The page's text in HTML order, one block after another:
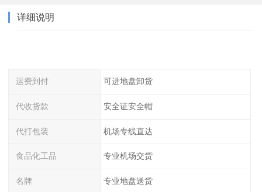
详细说明
运费到付 可进地盘卸货
代收货款 安全证安全帽
代打包装 机场专线直达
食品化工品 专业机场交货
名牌 专业地盘送货